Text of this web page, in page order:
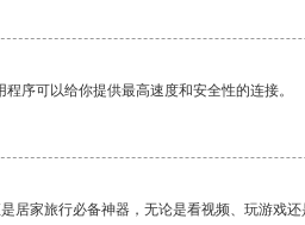
序可以给你提供最高速度和安全性的连接。
居家旅行必备神器，无论是看视频、玩游戏